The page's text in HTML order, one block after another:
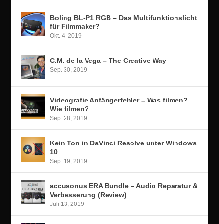
Boling BL-P1 RGB – Das Multifunktionslicht
für Filmmaker?
Okt. 4, 2019
C.M. de la Vega – The Creative Way
Sep. 30, 2019
Videografie Anfängerfehler – Was filmen?
Wie filmen?
Sep. 28, 2019
Kein Ton in DaVinci Resolve unter Windows
10
Sep. 19, 2019
accusonus ERA Bundle – Audio Reparatur &
Verbesserung (Review)
Juli 13, 2019